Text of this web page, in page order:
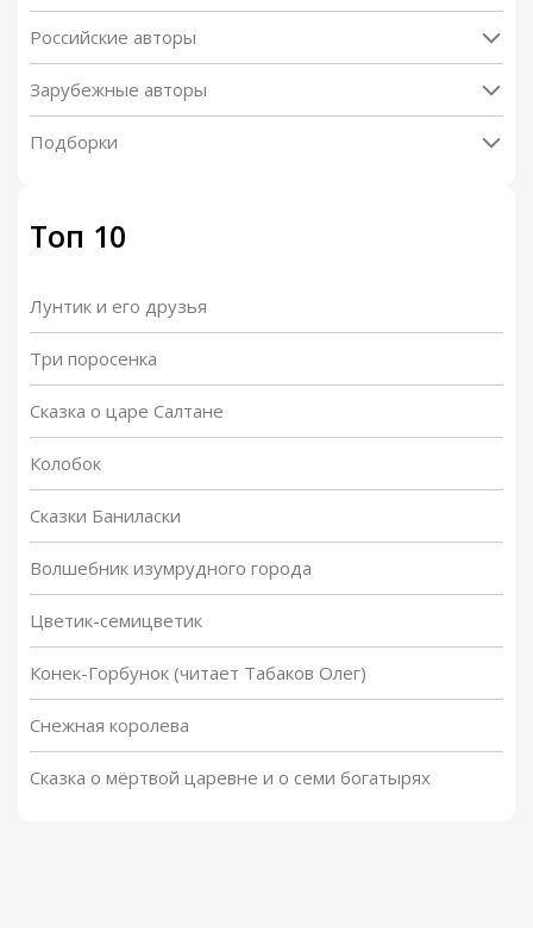
Российские авторы
Зарубежные авторы
Подборки
Топ 10
Лунтик и его друзья
Три поросенка
Сказка о царе Салтане
Колобок
Сказки Баниласки
Волшебник изумрудного города
Цветик-семицветик
Конек-Горбунок (читает Табаков Олег)
Снежная королева
Сказка о мёртвой царевне и о семи богатырях